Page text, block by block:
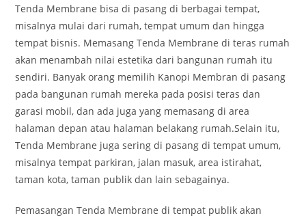
Tenda Membrane bisa di pasang di berbagai tempat,
misalnya mulai dari rumah, tempat umum dan hingga
tempat bisnis. Memasang Tenda Membrane di teras rumah
akan menambah nilai estetika dari bangunan rumah itu
sendiri. Banyak orang memilih Kanopi Membran di pasang
pada bangunan rumah mereka pada posisi teras dan
garasi mobil, dan ada juga yang memasang di area
halaman depan atau halaman belakang rumah.Selain itu,
Tenda Membrane juga sering di pasang di tempat umum,
misalnya tempat parkiran, jalan masuk, area istirahat,
taman kota, taman publik dan lain sebagainya.
Pemasangan Tenda Membrane di tempat publik akan